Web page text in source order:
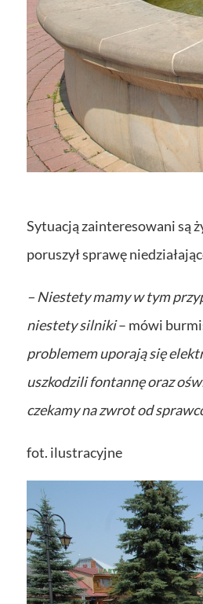
Sytuacją zainteresowani są
poruszył sprawę
– Niestety mamy w tym
niestety silniki– mówi
problemem uporają się
uszkodzili fontannę oraz
czekamy na zwrot od
fot. ilustracyjne